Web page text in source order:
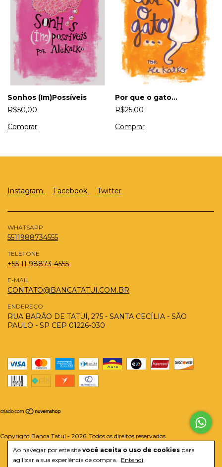
Ao navegar por este site você aceita o uso de cookies para
agilizar a sua experiência de compra. Entendi
Sonhos (Im)Possíveis
R$50,00
Por que o gato...
R$25,00
Instagram Facebook Twitter
WHATSAPP
5511988734555
TELEFONE
+55 11 98873-4555
E-MAIL
CONTATO@BANCATATUI.COM.BR
ENDEREÇO
RUA BARÃO DE TATUÍ, 275 - SANTA CECÍLIA - SÃO
PAULO - SP CEP 01226-030
Copyright Banca Tatuí - 2026. Todos os direitos reservados.